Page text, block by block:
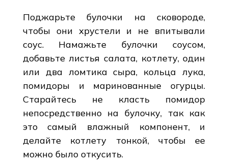
Поджарьте булочки на сковороде,
чтобы они хрустели и не впитывали
соус. Намажьте булочки соусом,
добавьте листья салата, котлету, один
или два ломтика сыра, кольца лука,
помидоры и маринованные огурцы.
Старайтесь не класть помидор
непосредственно на булочку, так как
это самый влажный компонент, и
делайте котлету тонкой, чтобы ее
можно было откусить.